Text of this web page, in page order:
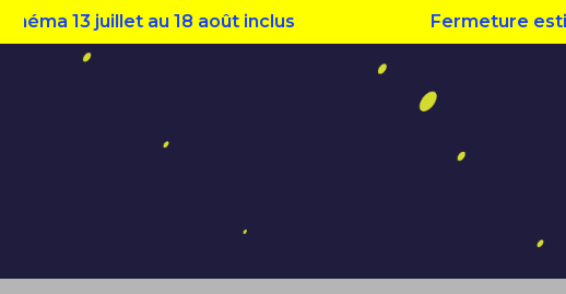
juillet au 18 août inclus Fermeture estivale